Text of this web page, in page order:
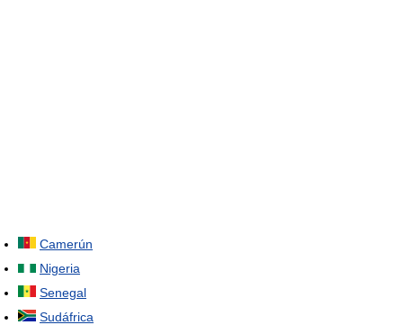
Camerún
Nigeria
Senegal
Sudáfrica